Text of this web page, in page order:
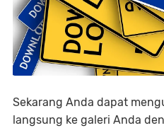
Sekarang Anda dapat
langsung ke galeri Anda